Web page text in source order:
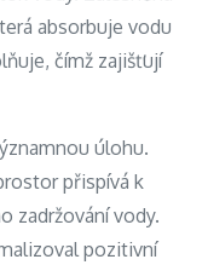
absorbuje vodu
čímž zajišťují
úlohu.
přispívá k
zadržování vody.
pozitivní